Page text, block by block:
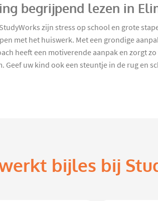
begrijpend lezen in
zijn stress op school en grote
met het huiswerk. Met een grondige
heeft een motiverende aanpak en zorgt
uw kind ook een steuntje in de rug en
bijles bij